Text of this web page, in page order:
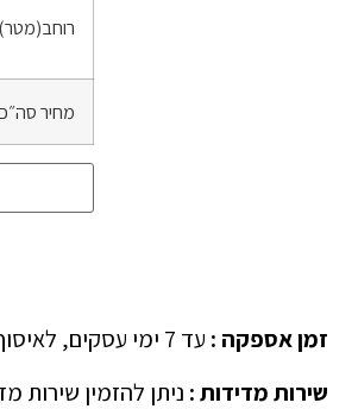
רוחב(מטר)
מחיר סה״כ
זמן אספקה : עד 7 ימי עסקים, לאיסוף עצמאי יש לציין ב”הערות” בהזמנה
שירות מדידות: